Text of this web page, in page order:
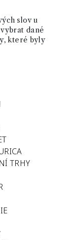
slov u
dané
které byly
TRHY